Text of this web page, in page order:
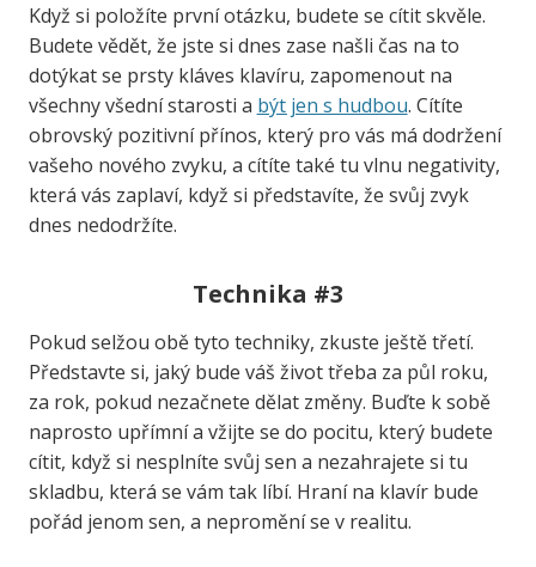
Když si položíte první otázku, budete se cítit skvěle.
Budete vědět, že jste si dnes zase našli čas na to
dotýkat se prsty kláves klavíru, zapomenout na
všechny všední starosti a být jen s hudbou. Cítíte
obrovský pozitivní přínos, který pro vás má dodržení
vašeho nového zvyku, a cítíte také tu vlnu negativity,
která vás zaplaví, když si představíte, že svůj zvyk
dnes nedodržíte.
Technika #3
Pokud selžou obě tyto techniky, zkuste ještě třetí.
Představte si, jaký bude váš život třeba za půl roku,
za rok, pokud nezačnete dělat změny. Buďte k sobě
naprosto upřímní a vžijte se do pocitu, který budete
cítit, když si nesplníte svůj sen a nezahrajete si tu
skladbu, která se vám tak líbí. Hraní na klavír bude
pořád jenom sen, a nepromění se v realitu.